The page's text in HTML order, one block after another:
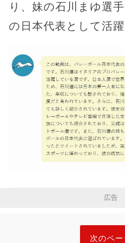
り、妹の石川まゆ選
の日本代表として活
広告
次のペー